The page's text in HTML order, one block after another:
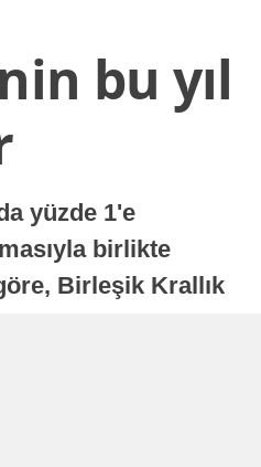
bu yıl
yüzde 1'e
birlikte
Birleşik Krallık